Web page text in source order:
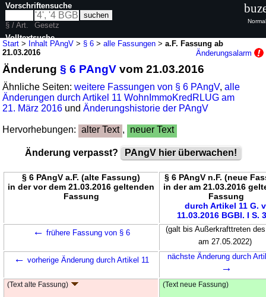
Start > Inhalt PAngV > § 6 >alle Fassungen >a.F. Fassung ab
21.03.2016
Änderungsalarm
Änderung§ 6 PAngV vom 21.03.2016
Ähnliche Seiten:weitere Fassungen von § 6 PAngV,alle
Änderungen durch Artikel 11 WohnImmoKredRLUG am
21. März 2016 undÄnderungshistorie der PAngV
Hervorhebungen: alter Text , neuer Text
Änderung verpasst? PAngV hier überwachen!
§ 6 PAngV a.F. (alte Fassung)
in der vor dem 21.03.2016 geltenden
Fassung
§ 6 PAngV n.F. (neue
in der am 21.03.2016
Fassung
durch Artikel 11 G.
11.03.2016 BGBl. I S.
← frühere Fassung von § 6
(galt bis Außerkrafttreten
am 27.05.2022)
← vorherige Änderung durch Artikel 11 nächste Änderung durch
→
(Text alte Fassung) (Text neue Fassung)
Vorschriftensuche
§ / Art.
Gesetz
Volltextsuche